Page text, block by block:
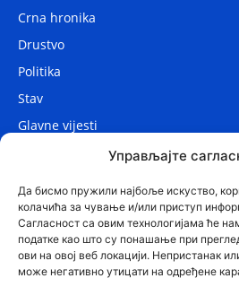
Управљајте
Да бисмо пружили најбоље искуство,
колачића за чување и/или приступ
Сагласност са овим технологијама ће
податке као што су понашање при
ови на овој веб локацији. Непристанак
може негативно утицати на одређене
Crna hronika
Drustvo
Politika
Stav
Glavne vijesti